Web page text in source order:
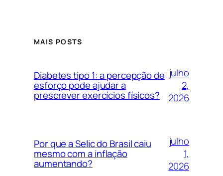
MAIS POSTS
Diabetes tipo 1: a percepção de
esforço pode ajudar a
prescrever exercícios físicos?
julho
2,
2026
Por que a Selic do Brasil caiu
mesmo com a inflação
aumentando?
julho
1,
2026